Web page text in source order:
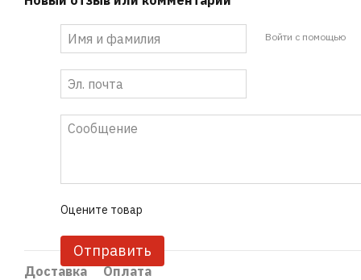
Войти с помощью
Оцените товар
Отправить
Доставка Оплата